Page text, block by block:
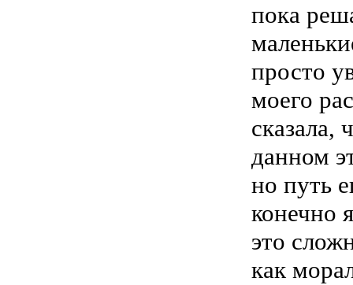
пока
просто
моего
сказала,
данном
но путь
конечно
это
как